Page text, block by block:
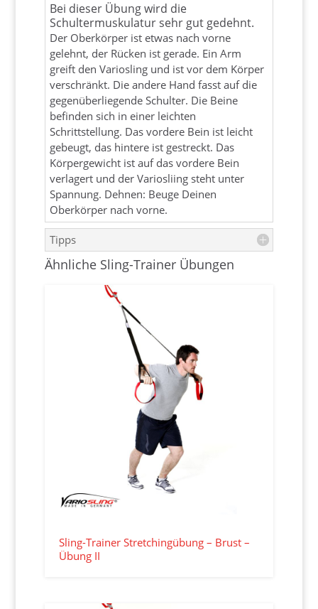
Bei dieser Übung wird die
Schultermuskulatur sehr gut gedehnt.
Der Oberkörper ist etwas nach vorne
gelehnt, der Rücken ist gerade. Ein Arm
greift den Variosling und ist vor dem Körper
verschränkt. Die andere Hand fasst auf die
gegenüberliegende Schulter. Die Beine
befinden sich in einer leichten
Schrittstellung. Das vordere Bein ist leicht
gebeugt, das hintere ist gestreckt. Das
Körpergewicht ist auf das vordere Bein
verlagert und der Variosliing steht unter
Spannung. Dehnen: Beuge Deinen
Oberkörper nach vorne.
Tipps
Ähnliche Sling-Trainer Übungen
Sling-Trainer Stretchingübung – Brust –
Übung II